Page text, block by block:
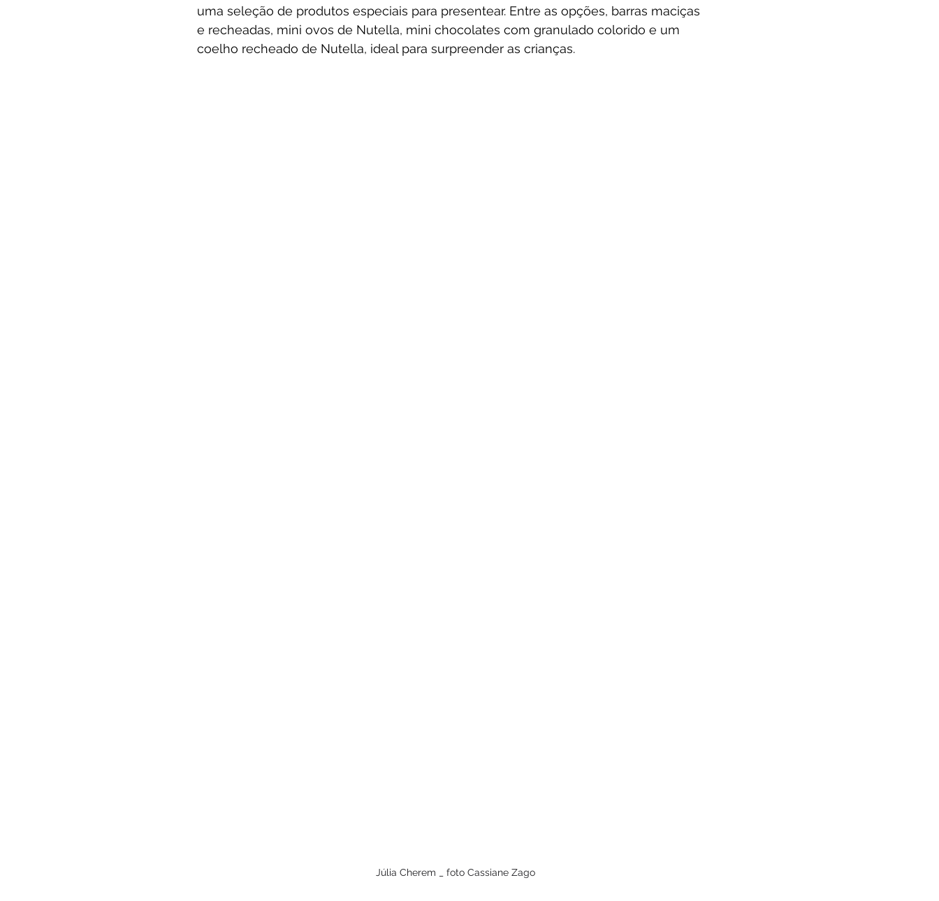
uma seleção de produtos especiais para presentear. Entre as opções, barras maciças
e recheadas, mini ovos de Nutella, mini chocolates com granulado colorido e um
coelho recheado de Nutella, ideal para surpreender as crianças.
Júlia Cherem _ foto Cassiane Zago